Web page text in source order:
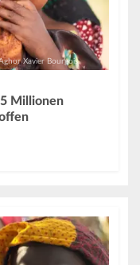
Xavier Bourgois
Millionen